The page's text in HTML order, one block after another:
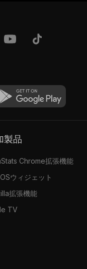
加製品
Chrome拡張機能
ウィジェット
拡張機能
TV